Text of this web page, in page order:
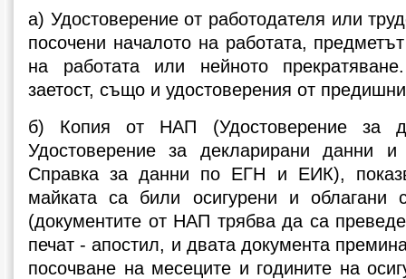
а) Удостоверение от работодателя или
посочени началото на работата,
на работата или нейното
заетост, също и удостоверения от
б) Копия от НАП (Удостоверение за
Удостоверение за декларирани данни
Справка за данни по ЕГН и ЕИК),
майката са били осигурени и
(документите от НАП трябва да са
печат - апостил, и двата документа
посочване на месеците и годините на